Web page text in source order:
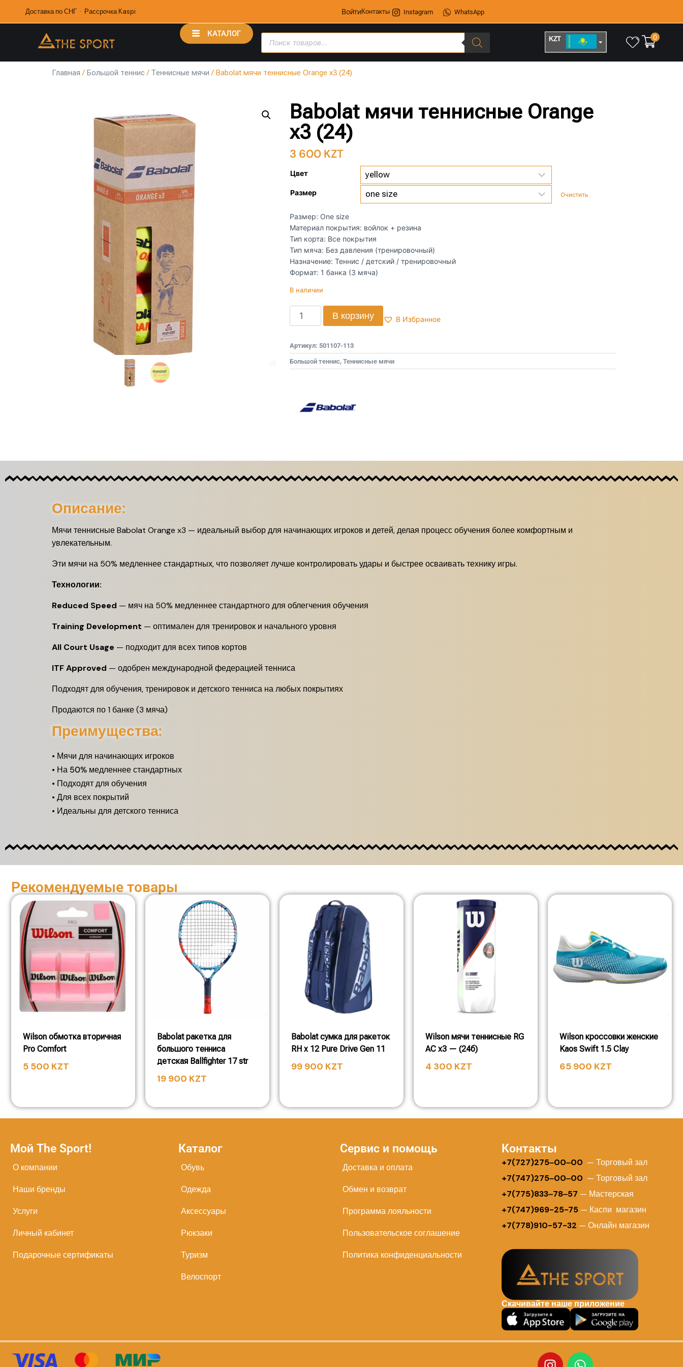
Доставка по СНГ · Рассрочка Kaspi ВойтиКонтакты Instagram WhatsApp
КАТАЛОГ
KZT 0
Главная / Большой теннис / Теннисные мячи / Babolat мячи теннисные Orange х3 (24)
Babolat мячи теннисные Orange
х3 (24)
3 600 KZT
Цвет
Размер Очистить
Размер: One size
Материал покрытия: войлок + резина
Тип корта: Все покрытия
Тип мяча: Без давления (тренировочный)
Назначение: Теннис / детский / тренировочный
Формат: 1 банка (3 мяча)
В наличии
В корзину В Избранное
Артикул: 501107-113
Большой теннис, Теннисные мячи
Описание:
Мячи теннисные Babolat Orange x3 — идеальный выбор для начинающих игроков и детей, делая процесс обучения более комфортным и
увлекательным.
Эти мячи на 50% медленнее стандартных, что позволяет лучше контролировать удары и быстрее осваивать технику игры.
Технологии:
Reduced Speed — мяч на 50% медленнее стандартного для облегчения обучения
Training Development — оптимален для тренировок и начального уровня
All Court Usage — подходит для всех типов кортов
ITF Approved — одобрен международной федерацией тенниса
Подходят для обучения, тренировок и детского тенниса на любых покрытиях
Продаются по 1 банке (3 мяча)
Преимущества:
• Мячи для начинающих игроков
• На 50% медленнее стандартных
• Подходят для обучения
• Для всех покрытий
• Идеальны для детского тенниса
Рекомендуемые товары
Wilson обмотка вторичная
Pro Comfort
5 500 KZT
Babolat ракетка для
большого тенниса
детская Ballfighter 17 str
19 900 KZT
Babolat сумка для ракеток
RH x 12 Pure Drive Gen 11
99 900 KZT
Wilson мячи теннисные RG
AC x3 — (24б)
4 300 KZT
Wilson кроссовки женские
Kaos Swift 1.5 Clay
65 900 KZT
Мой The Sport!
О компании
Наши бренды
Услуги
Личный кабинет
Подарочные сертификаты
Каталог
Обувь
Одежда
Аксессуары
Рюкзаки
Туризм
Велоспорт
Сервис и помощь
Доставка и оплата
Обмен и возврат
Программа лояльности
Пользовательское соглашение
Политика конфиденциальности
Контакты
+7(727)275‒00‒00 — Торговый зал
+7(747)275‒00‒00 — Торговый зал
+7(775)833‒78‒57 — Мастерская
+7(747)969-25-75— Каспи магазин
+7(778)910-57-32 — Онлайн магазин
Скачивайте наше приложение